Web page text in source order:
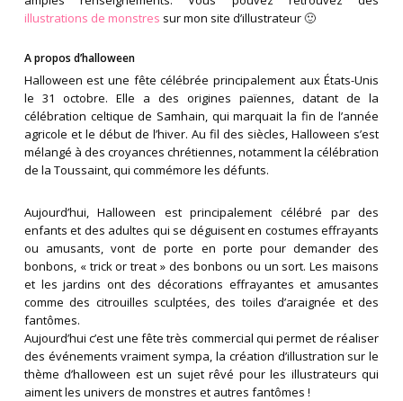
illustrations de monstres sur mon site d’illustrateur 🙂
A propos d’halloween
Halloween est une fête célébrée principalement aux États-Unis
le 31 octobre. Elle a des origines païennes, datant de la
célébration celtique de Samhain, qui marquait la fin de l’année
agricole et le début de l’hiver. Au fil des siècles, Halloween s’est
mélangé à des croyances chrétiennes, notamment la célébration
de la Toussaint, qui commémore les défunts.
Aujourd’hui, Halloween est principalement célébré par des
enfants et des adultes qui se déguisent en costumes effrayants
ou amusants, vont de porte en porte pour demander des
bonbons, « trick or treat » des bonbons ou un sort. Les maisons
et les jardins ont des décorations effrayantes et amusantes
comme des citrouilles sculptées, des toiles d’araignée et des
fantômes.
Aujourd’hui c’est une fête très commercial qui permet de réaliser
des événements vraiment sympa, la création d’illustration sur le
thème d’halloween est un sujet rêvé pour les illustrateurs qui
aiment les univers de monstres et autres fantômes !